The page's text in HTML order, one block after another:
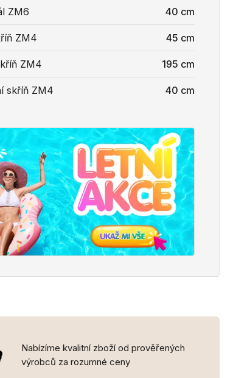
ZM6 40 cm
ZM4 45 cm
ZM4 195 cm
skříň ZM4 40 cm
Nabízíme kvalitní zboží od prověřených
výrobců za rozumné ceny